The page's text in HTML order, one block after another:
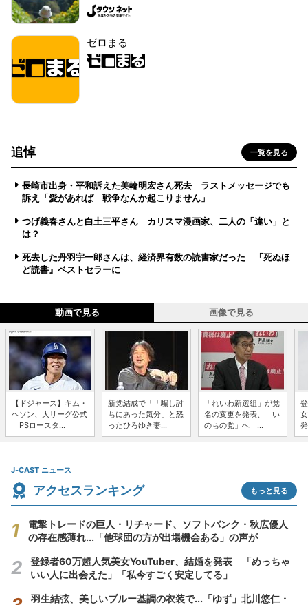
ゼロまる
追悼 一覧を見る
長崎市出身・平和訴えた美輪明宏さん死去 ラストメッセージでも
訴え「愛があれば 戦争なんか起こりません」
つげ義春さんと白土三平さん カリスマ漫画家、二人の「違い」と
は？
死去した丹羽宇一郎さんは、経済界有数の読書家だった 『死ぬほ
ど読書』ベストセラーに
動画で見る 画像で見る
【ドジャース】キム・
ヘソン、大リーグ公式
「PSロースタ...
新党結成で「「騙し討
ちにあった気分」と怒
ったひろゆき妻...
「れいわ新選組」が党
名の変更を発表、「い
のちの党」へ ...
J-CAST ニュース
アクセスランキング もっと見る
電撃トレードの巨人・リチャード、ソフトバンク・秋広優人
の存在感薄れ...「他球団の方が出場機会ある」の声が
登録者60万超人気美女YouTuber、結婚を発表 「めっちゃ
いい人に出会えた」「私今すごく安定してる」
羽生結弦、美しいブルー基調の衣装で...「ゆず」北川悠仁・